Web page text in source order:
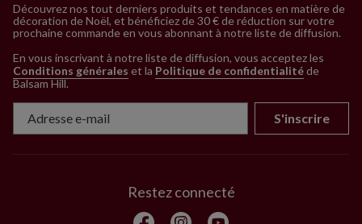
Découvrez nos tout derniers produits et tendances en matière de
décoration de Noël, et bénéficiez de 30 € de réduction sur votre
prochaine commande en vous abonnant à notre liste de diffusion.
En vous inscrivant à notre liste de diffusion, vous acceptez les
Conditions générales et la Politique de confidentialitéde
Balsam Hill.
S'inscrire
Restez connecté